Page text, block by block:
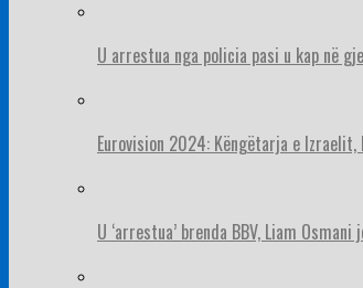
U arrestua nga policia pasi u kap në
Eurovision 2024: Këngëtarja e
U ‘arrestua’ brenda BBV, Liam